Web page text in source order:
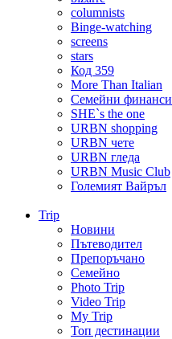
columnists
Binge-watching
screens
stars
Код 359
More Than Italian
Семейни финанси
SHE`s the one
URBN shopping
URBN чете
URBN гледа
URBN Music Club
Големият Вайръл
Trip
Новини
Пътеводител
Препоръчано
Семейно
Photo Trip
Video Trip
My Trip
Топ дестинации